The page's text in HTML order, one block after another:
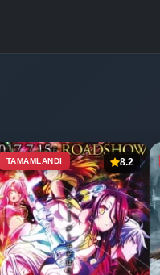
TAMAMLANDI 8.2